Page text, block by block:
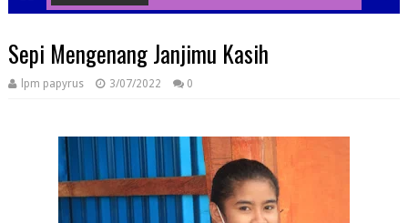
Sepi Mengenang Janjimu Kasih
lpm papyrus 3/07/2022 0